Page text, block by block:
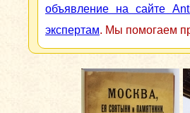
объявление на сайте
экспертам. Мы помогаем